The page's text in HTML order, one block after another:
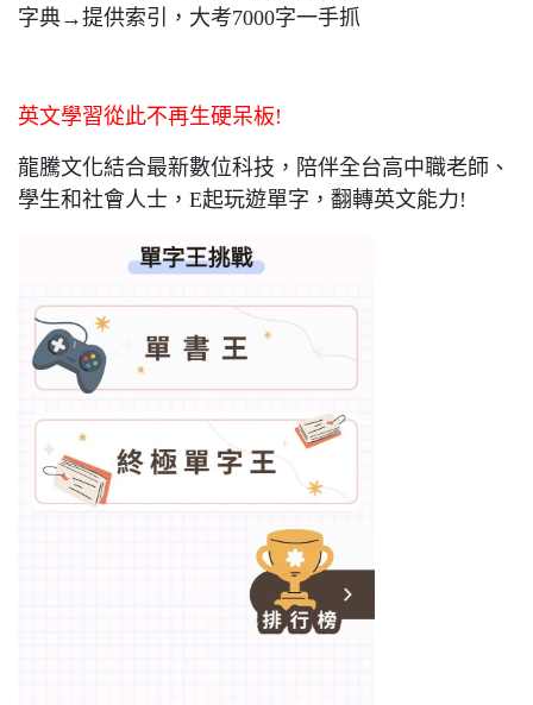
字典→提供索引，大考7000字一手抓
英文學習從此不再生硬呆板!
龍騰文化結合最新數位科技，陪伴全台高中職老師、
學生和社會人士，E起玩遊單字，翻轉英文能力!